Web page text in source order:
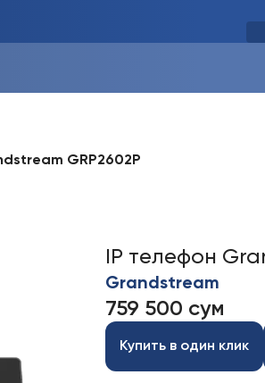
GRP2602P
IP телефон
Grandstream
759 500 сум
Купить в один клик